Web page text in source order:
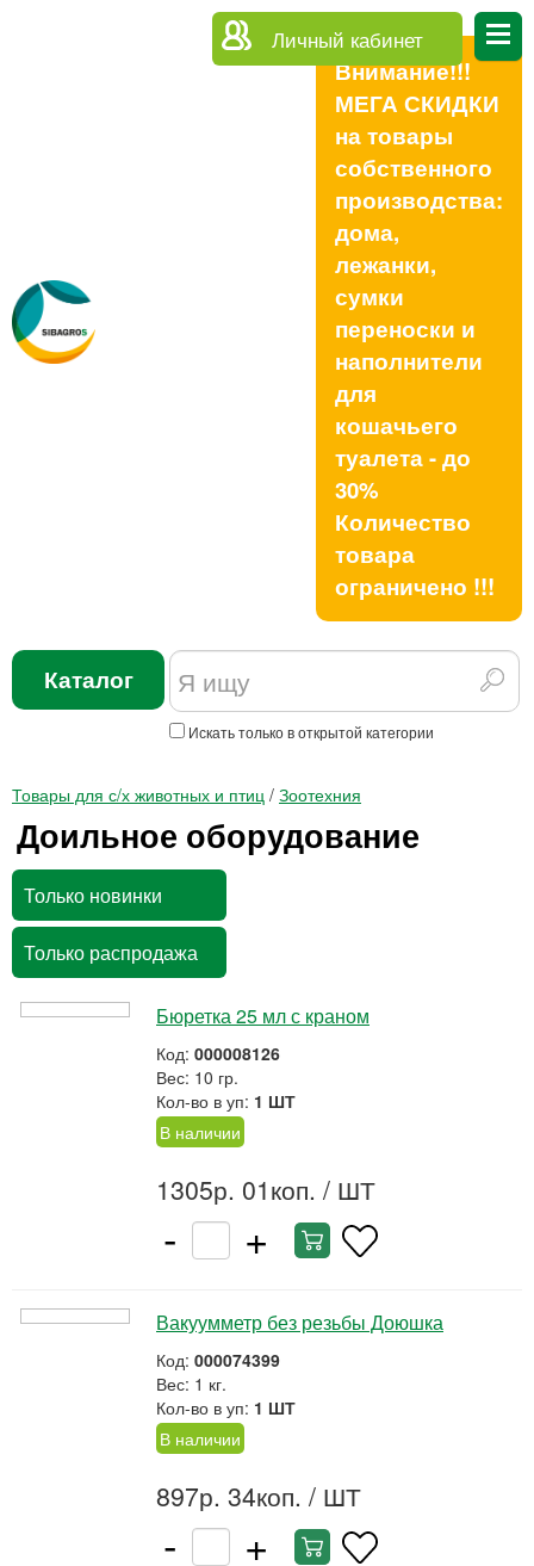
Личный кабинет
Внимание!!!
МЕГА СКИДКИ
на товары
собственного
производства:
дома,
лежанки,
сумки
переноски и
наполнители
для
кошачьего
туалета - до
30%
Количество
товара
ограничено !!!
Каталог
Искать только в открытой категории
Товары для с/х животных и птиц / Зоотехния
Доильное оборудование
Только новинки
Только распродажа
Бюретка 25 мл с краном
Код: 000008126
Вес: 10 гр.
Кол-во в уп: 1 ШТ
В наличии
1305р. 01коп. / ШТ
- +
Вакуумметр без резьбы Доюшка
Код: 000074399
Вес: 1 кг.
Кол-во в уп: 1 ШТ
В наличии
897р. 34коп. / ШТ
- +